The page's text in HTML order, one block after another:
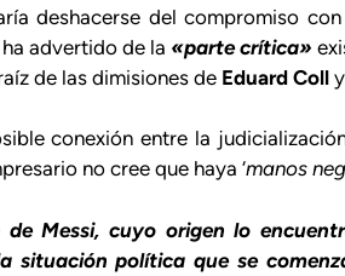
deshacerse del compromiso
advertido de la «parte crítica»
de las dimisiones de Eduard Coll
conexión entre la
no cree que haya ‘manos
Messi, cuyo origen lo
situación política que se